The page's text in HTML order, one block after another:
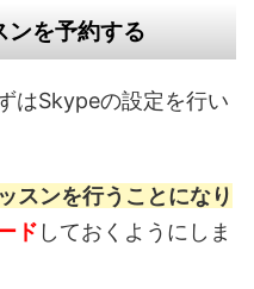
を予約する
はSkypeの設定を行い
スンを行うことになり
ド しておくようにしま